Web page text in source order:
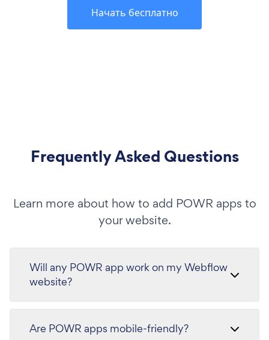
Начать бесплатно
Frequently Asked Questions
Learn more about how to add POWR apps to
your website.
Will any POWR app work on my Webflow
website?
Are POWR apps mobile-friendly?